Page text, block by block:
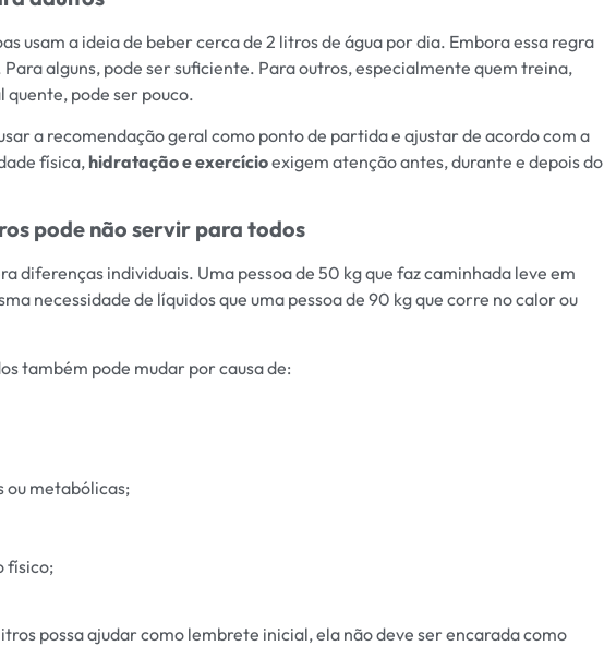
usam a ideia de beber cerca de 2 litros de água por dia. Embora essa regra
alguns, pode ser suficiente. Para outros, especialmente quem treina,
pode ser pouco.
a recomendação geral como ponto de partida e ajustar de acordo com a
física,hidratação e exercícioexigem atenção antes, durante e depois do
pode não servir para todos
diferenças individuais. Uma pessoa de 50 kg que faz caminhada leve em
necessidade de líquidos que uma pessoa de 90 kg que corre no calor ou
também pode mudar por causa de:
ou metabólicas;
físico;
possa ajudar como lembrete inicial, ela não deve ser encarada como